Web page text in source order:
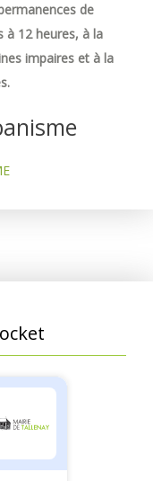
de
à 12 heures, à la
impaires et à la